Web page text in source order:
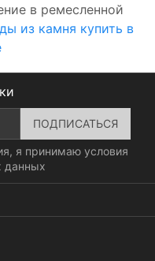
в ремесленной
из камня купить в
я принимаю условия
данных